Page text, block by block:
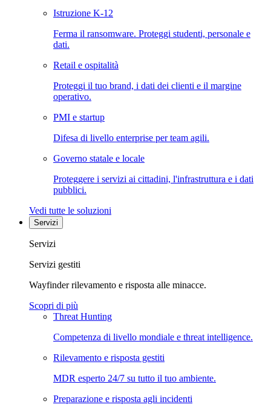
Istruzione K-12
Ferma il ransomware. Proteggi studenti, personale e
dati.
Retail e ospitalità
Proteggi il tuo brand, i dati dei clienti e il margine
operativo.
PMI e startup
Difesa di livello enterprise per team agili.
Governo statale e locale
Proteggere i servizi ai cittadini, l'infrastruttura e i dati
pubblici.
Vedi tutte le soluzioni
Servizi
Servizi
Servizi gestiti
Wayfinder rilevamento e risposta alle minacce.
Scopri di più
Threat Hunting
Competenza di livello mondiale e threat intelligence.
Rilevamento e risposta gestiti
MDR esperto 24/7 su tutto il tuo ambiente.
Preparazione e risposta agli incidenti